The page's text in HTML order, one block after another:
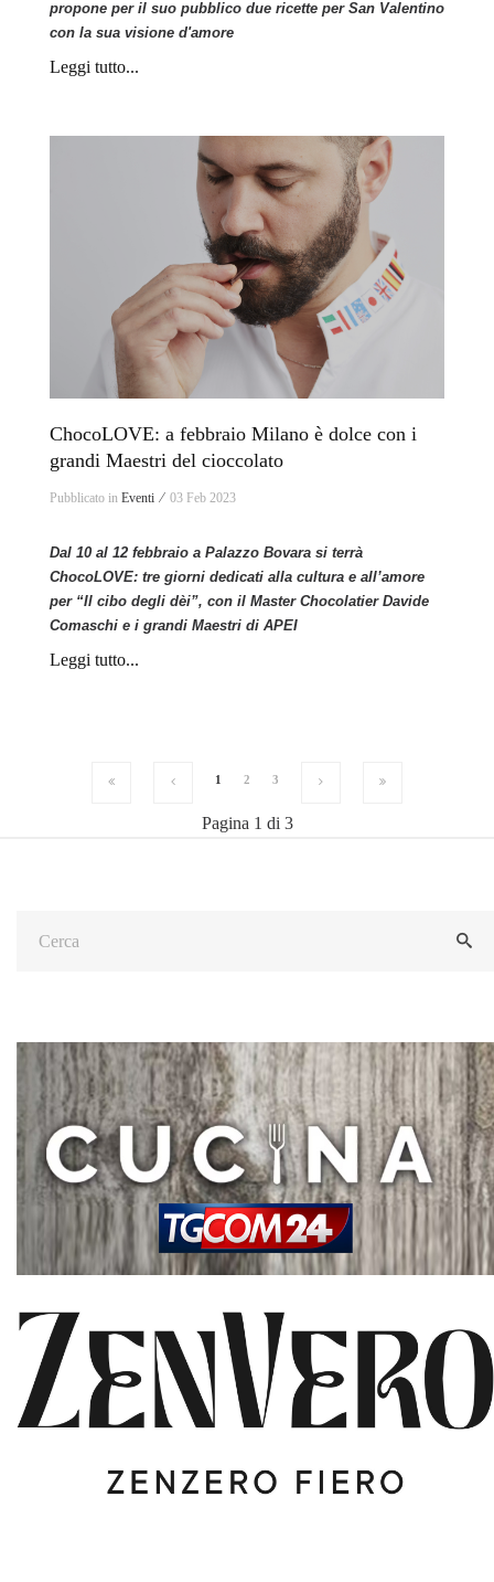
propone per il suo pubblico due ricette per San Valentino
con la sua visione d'amore
Leggi tutto...
ChocoLOVE: a febbraio Milano è dolce con i
grandi Maestri del cioccolato
Pubblicato in Eventi ⁄ 03 Feb 2023
Dal 10 al 12 febbraio a Palazzo Bovara si terrà
ChocoLOVE: tre giorni dedicati alla cultura e all’amore
per “Il cibo degli dèi”, con il Master Chocolatier Davide
Comaschi e i grandi Maestri di APEI
Leggi tutto...
1 2 3
Pagina 1 di 3